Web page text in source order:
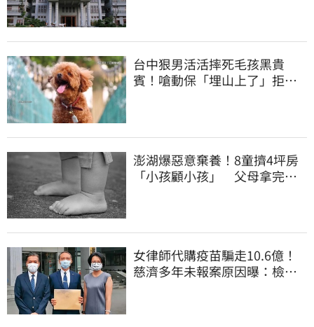
台中狠男活活摔死毛孩黑貴
賓！嗆動保「埋山上了」拒交
澎湖爆惡意棄養！8童擠4坪房
「小孩顧小孩」 父母拿完補
女律師代購疫苗騙走10.6億！
慈濟多年未報案原因曝：檢警